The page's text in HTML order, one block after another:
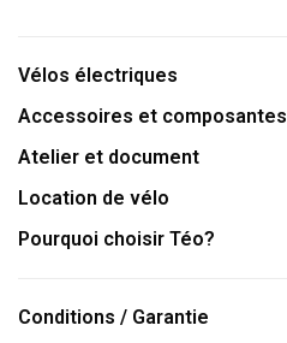
Vélos électriques
Accessoires et composantes
Atelier et document
Location de vélo
Pourquoi choisir Téo?
Conditions / Garantie